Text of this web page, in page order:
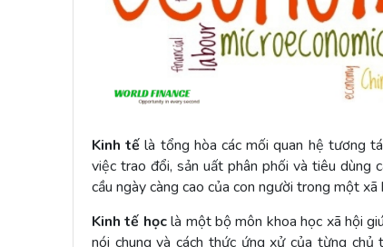
Kinh tế là tổng hòa các mối quan hệ tương
việc trao đổi, sản uất phân phối và tiêu dùng
cầu ngày càng cao của con người trong một xã
Kinh tế họclà một bộ môn khoa học xã hội
nói chung và cách thức ứng xử của từng